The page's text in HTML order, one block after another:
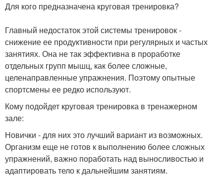
Для кого предназначена круговая тренировка?
Главный недостаток этой системы тренировок -
снижение ее продуктивности при регулярных и частых
занятиях. Она не так эффективна в проработке
отдельных групп мышц, как более сложные,
целенаправленные упражнения. Поэтому опытные
спортсмены ее редко используют.
Кому подойдет круговая тренировка в тренажерном
зале:
Новички - для них это лучший вариант из возможных.
Организм еще не готов к выполнению более сложных
упражнений, важно поработать над выносливостью и
адаптировать тело к дальнейшим занятиям.